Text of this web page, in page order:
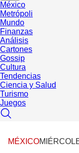
México
Metrópoli
Mundo
Finanzas
Análisis
Cartones
Gossip
Cultura
Tendencias
Ciencia y Salud
Turismo
Juegos
MÉXICO